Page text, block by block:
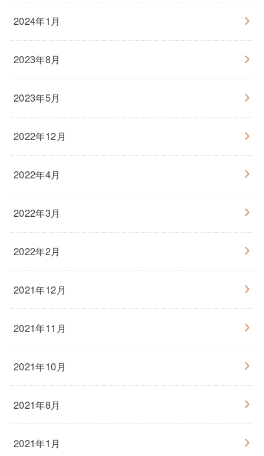
2024年1月
2023年8月
2023年5月
2022年12月
2022年4月
2022年3月
2022年2月
2021年12月
2021年11月
2021年10月
2021年8月
2021年1月